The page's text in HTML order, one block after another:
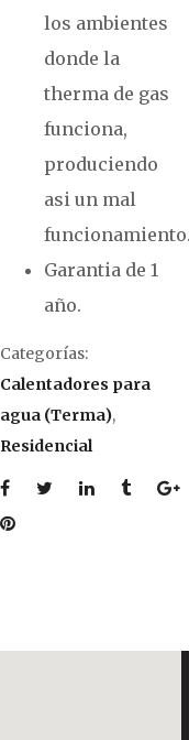
los ambientes
donde la
therma de gas
funciona,
produciendo
asi un mal
Garantia de 1
año.
Categorías:
Calentadores para
agua (Terma),
Residencial